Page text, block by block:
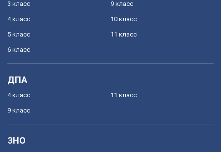
3 класс
4 класс
5 класс
6 класс
9 класс
10 класс
11 класс
ДПА
4 класс
9 класс
11 класс
ЗНО